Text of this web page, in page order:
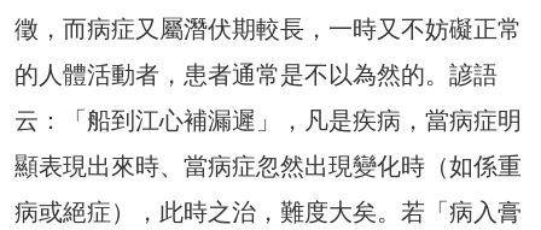
徵，而病症又屬潛伏期較長，一時又不妨礙正常
的人體活動者，患者通常是不以為然的。諺語
云：「船到江心補漏遲」，凡是疾病，當病症明
顯表現出來時、當病症忽然出現變化時（如係重
病或絕症），此時之治，難度大矣。若「病入膏